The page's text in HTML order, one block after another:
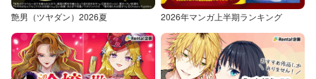
艶男（ツヤダン）2026夏 2026年マンガ上半期ランキング